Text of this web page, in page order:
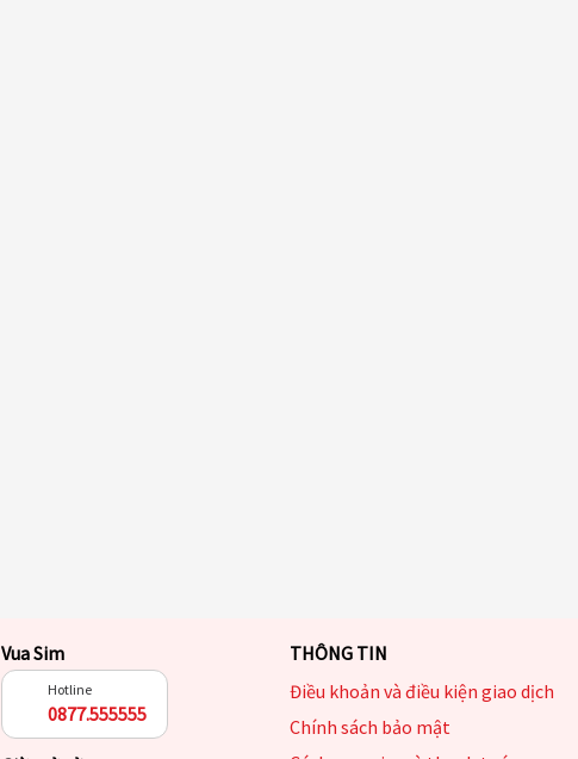
Vua Sim
Hotline
0877.555555
THÔNG TIN
Điều khoản và điều kiện giao dịch
Chính sách bảo mật